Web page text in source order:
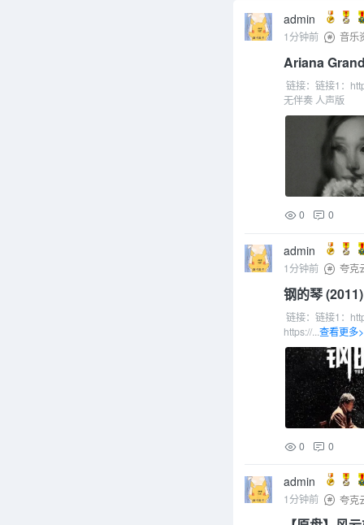
搜索框添加精准搜索功能
2025年8月更新
舔狗日记接口修复
移动端搜索结果添加搜
搜索结果展示对应网盘
舔狗日记更换接口地址
修复搜索排序的问题
修复搜索404问题
2025年5月更新
待修复: 特定页面搜索
已修复:模型调用问题导
我靠,我舔狗日志怎么没了
修复无法注册问题
2025年4月更新
修复服务器奔溃问题
由于之前进入帖子很慢
说说看呢
服务器迁移完成
添加了一个CDN,应该
服务器数据库更新完毕
2025年3月更新
admin
1分钟前 音乐
Ariana
链接：链接1：
无伴奏 人声版
0 0
admin
1分钟前 夸克
钢的琴
链接：链接1：
https://...查看更多
0 0
admin
1分钟前 夸克